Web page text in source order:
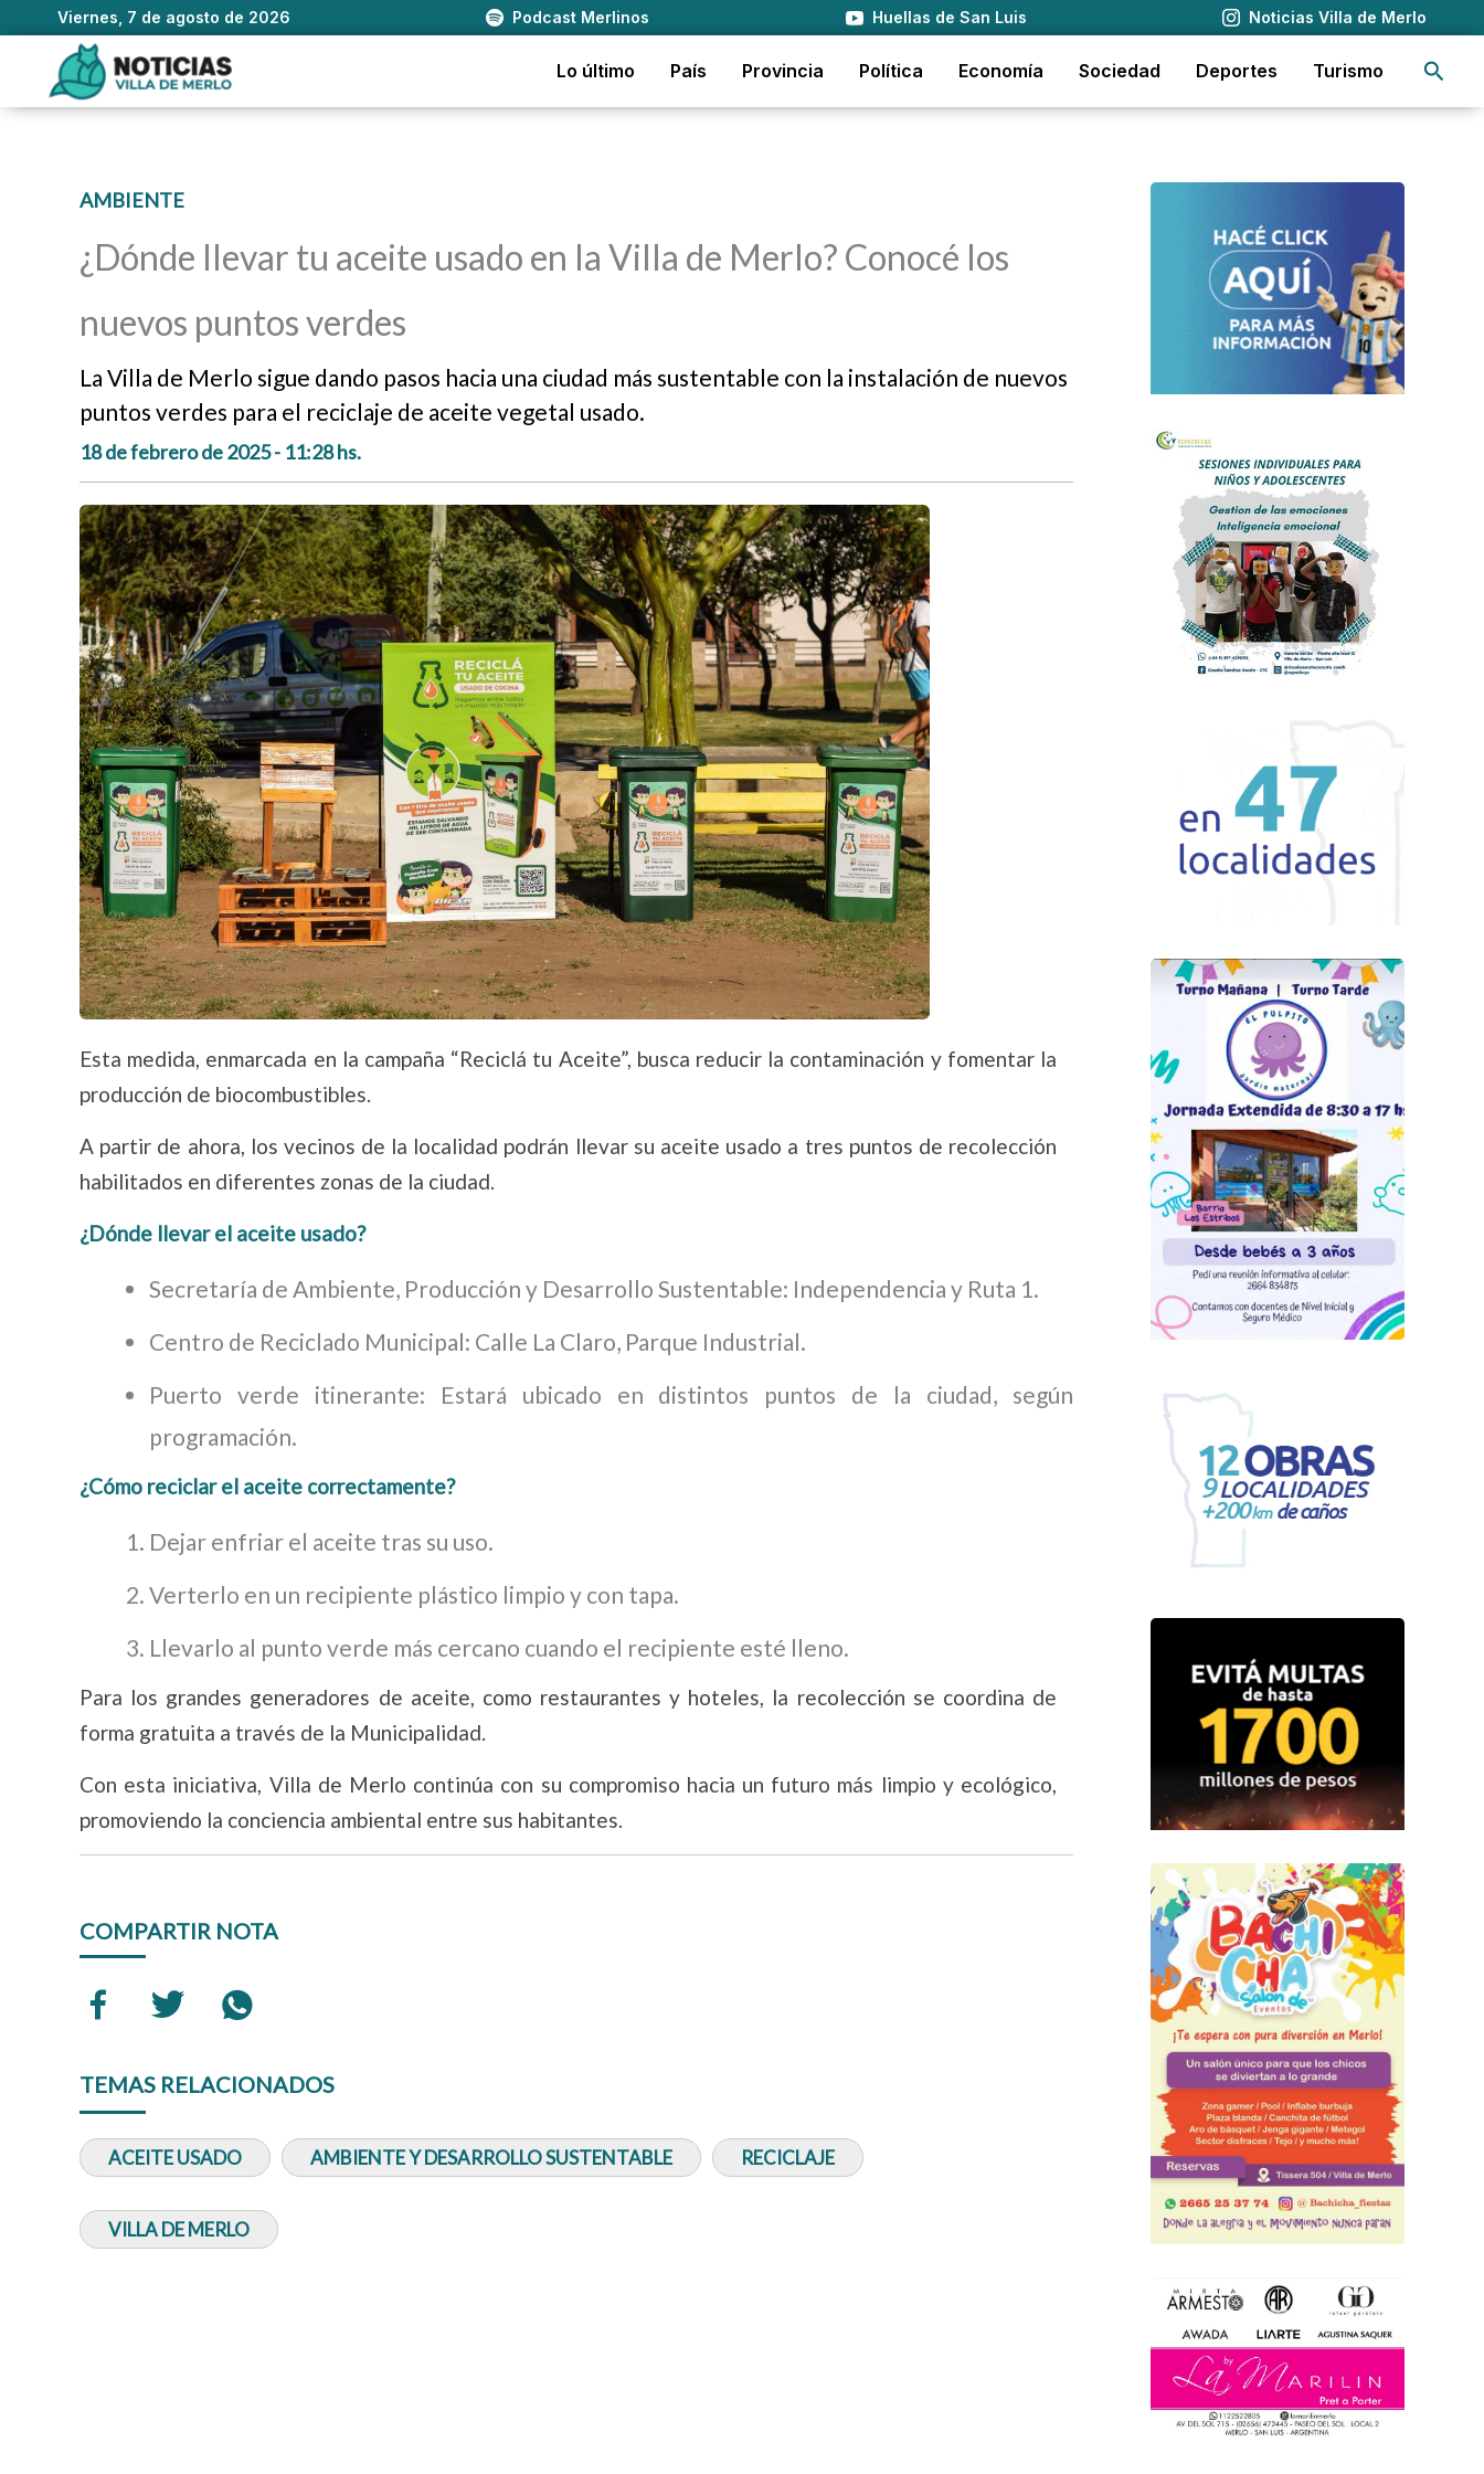
Viernes, 7 de agosto de 2026 Podcast Merlinos Huellas de San Luis Noticias Villa de Merlo
contenido
Lo último País Provincia Política Economía Sociedad Deportes Turismo
AMBIENTE
¿Dónde llevar tu aceite usado en la Villa de Merlo? Conocé los
nuevos puntos verdes
La Villa de Merlo sigue dando pasos hacia una ciudad más sustentable con la instalación de nuevos
puntos verdes para el reciclaje de aceite vegetal usado.
18 de febrero de 2025 - 11:28 hs.
Esta medida, enmarcada en la campaña “Reciclá tu Aceite”, busca reducir la contaminación y fomentar la
producción de biocombustibles.
A partir de ahora, los vecinos de la localidad podrán llevar su aceite usado a tres puntos de recolección
habilitados en diferentes zonas de la ciudad.
¿Dónde llevar el aceite usado?
Secretaría de Ambiente, Producción y Desarrollo Sustentable: Independencia y Ruta 1.
Centro de Reciclado Municipal: Calle La Claro, Parque Industrial.
Puerto verde itinerante: Estará ubicado en distintos puntos de la ciudad, según
programación.
¿Cómo reciclar el aceite correctamente?
Dejar enfriar el aceite tras su uso.
Verterlo en un recipiente plástico limpio y con tapa.
Llevarlo al punto verde más cercano cuando el recipiente esté lleno.
Para los grandes generadores de aceite, como restaurantes y hoteles, la recolección se coordina de
forma gratuita a través de la Municipalidad.
Con esta iniciativa, Villa de Merlo continúa con su compromiso hacia un futuro más limpio y ecológico,
promoviendo la conciencia ambiental entre sus habitantes.
COMPARTIR NOTA
TEMAS RELACIONADOS
ACEITE USADO AMBIENTE Y DESARROLLO SUSTENTABLE RECICLAJE
VILLA DE MERLO